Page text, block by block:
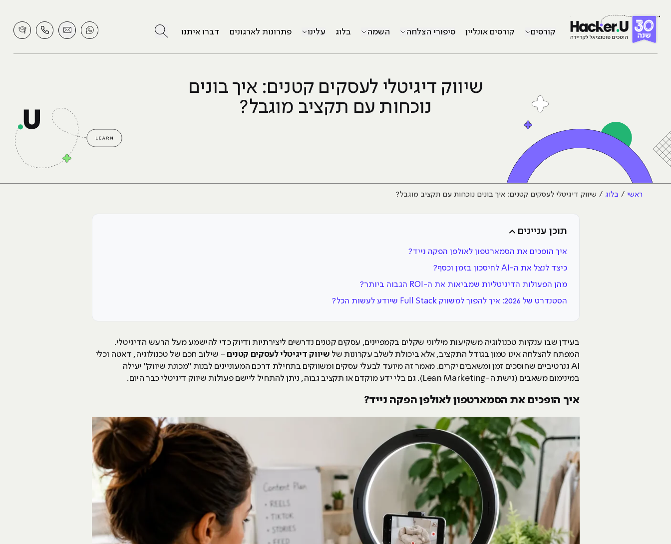
קורסים קורסים אונליין סיפורי הצלחה השמה בלוג עלינו פתרונות לארגונים דברו איתנו לחץ לחיפוש
שיווק דיגיטלי לעסקים קטנים: איך בונים
נוכחות עם תקציב מוגבל?
ראשי בלוג שיווק דיגיטלי לעסקים קטנים: איך בונים נוכחות עם תקציב מוגבל?
תוכן עניינים
איך הופכים את הסמארטפון לאולפן הפקה נייד?
כיצד לנצל את ה-AI לחיסכון בזמן וכסף?
מהן הפעולות הדיגיטליות שמביאות את ה-ROI הגבוה ביותר?
הסטנדרט של 2026: איך להפוך למשווק Full Stack שיודע לעשות הכל?
בעידן שבו ענקיות טכנולוגיה משקיעות מיליוני שקלים בקמפיינים, עסקים קטנים נדרשים ליצירתיות ודיוק כדי להישמע מעל הרעש הדיגיטלי.
המפתח להצלחה אינו טמון בגודל התקציב, אלא ביכולת לשלב עקרונות של שיווק דיגיטלי לעסקים קטנים - שילוב חכם של טכנולוגיה, דאטה וכלי
AI גנרטיביים שחוסכים זמן ומשאבים יקרים. מאמר זה מיועד לבעלי עסקים ומשווקים בתחילת דרכם המעוניינים לבנות "מכונת שיווק" יעילה
במינימום משאבים (גישת ה-Lean Marketing). גם בלי ידע מוקדם או תקציב גבוה, ניתן להתחיל ליישם פעולות שיווק דיגיטלי כבר היום.
איך הופכים את הסמארטפון לאולפן הפקה נייד?